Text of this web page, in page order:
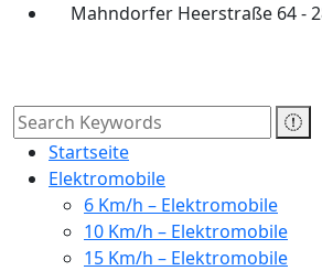
Mahndorfer Heerstraße 64 -
Startseite
Elektromobile
6 Km/h – Elektromobile
10 Km/h – Elektromobile
15 Km/h – Elektromobile